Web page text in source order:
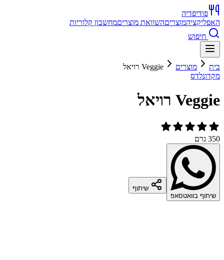
פודיפדיה
האפליקציהמוצריםהשוואת מוצריםמחשבון קלוריות
חיפוש
בית מוצרים
Veggie רויאל
מקדונלדס
Veggie רויאל
350 גרם
שיתוף בוואטסאפ
שיתוף